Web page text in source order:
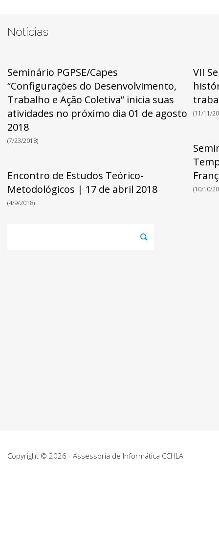
Notícias
Seminário PGPSE/Capes
“Configurações do Desenvolvimento,
Trabalho e Ação Coletiva” inicia suas
atividades no próximo dia 01 de agosto
2018
(7/23/2018)
Encontro de Estudos Teórico-
Metodológicos | 17 de abril 2018
(4/9/2018)
VII
(11/11/
(10/10/
Copyright © 2026 - Assessoria de Informática CCHLA